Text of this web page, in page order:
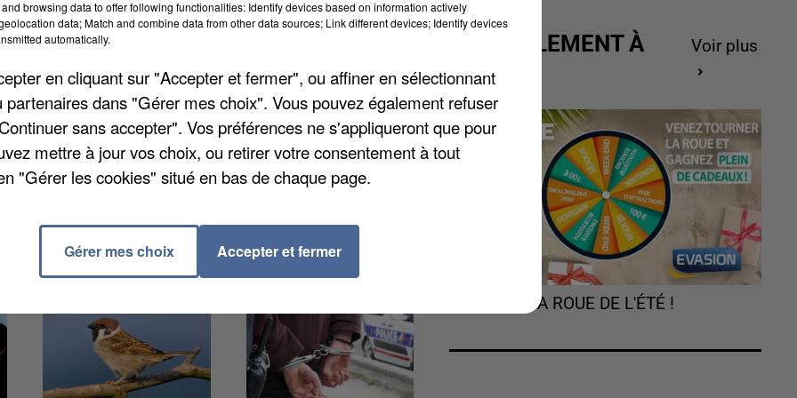
un homme poursuivi pour une agression sexuelle
Cet habitant de la Cité grise, âgée de 25 ans, était
et de s'être frotté à lui, il y a tout juste une semaine.
reconnu à demi-mots, une attitude
comportement qu'il a mis sur le compte de l'alcool.
jours plus tôt. Il y est retourné pour les 12
ACTUELLEMENT À
GAGNER
Voir plus
TOURNEZ LA ROUE DE L'ÉTÉ !
browsing data to offer following functionalities: Identify devices based on information actively
data; Match and combine data from other data sources; Link different devices; Identify devices
automatically.
en cliquant sur "Accepter et fermer", ou affiner en sélectionnant
partenaires dans "Gérer mes choix". Vous pouvez également refuser
sans accepter". Vos préférences ne s'appliqueront que pour
mettre à jour vos choix, ou retirer votre consentement à tout
"Gérer les cookies" situé en bas de chaque page.
Gérer mes choix Accepter et fermer